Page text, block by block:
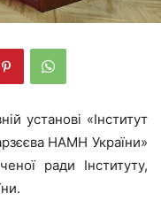
установі «Інститут
НАМН України»
ради Інституту,